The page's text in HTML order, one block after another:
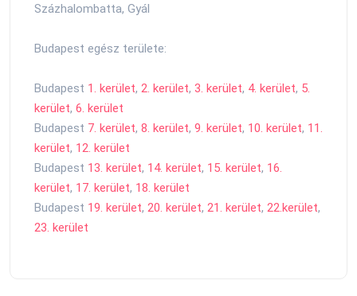
Százhalombatta, Gyál
Budapest egész területe:
Budapest 1. kerület, 2. kerület, 3. kerület, 4. kerület, 5.
kerület, 6. kerület
Budapest 7. kerület, 8. kerület, 9. kerület, 10. kerület, 11.
kerület, 12. kerület
Budapest 13. kerület, 14. kerület, 15. kerület, 16.
kerület, 17. kerület, 18. kerület
Budapest 19. kerület, 20. kerület, 21. kerület, 22.kerület,
23. kerület